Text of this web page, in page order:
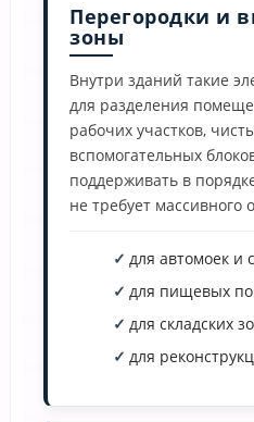
Перегородки и
зоны
Внутри зданий такие
для разделения
рабочих участков,
вспомогательных
поддерживать в
не требует массивного
для автомоек и
для пищевых
для складских
для